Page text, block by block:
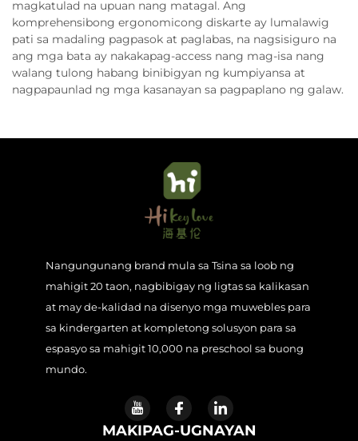
magkatulad na upuan nang matagal. Ang
komprehensibong ergonomicong diskarte ay lumalawig
pati sa madaling pagpasok at paglabas, na nagsisiguro na
ang mga bata ay nakakapag-access nang mag-isa nang
walang tulong habang binibigyan ng kumpiyansa at
nagpapaunlad ng mga kasanayan sa pagpaplano ng galaw.
Nangungunang brand mula sa Tsina sa loob ng
mahigit 20 taon, nagbibigay ng ligtas sa kalikasan
at may de-kalidad na disenyo mga muwebles para
sa kindergarten at kompletong solusyon para sa
espasyo sa mahigit 10,000 na preschool sa buong
mundo.
MAKIPAG-UGNAYAN